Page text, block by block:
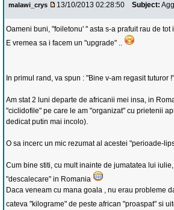
malawi_crys 13/10/2013 02:28:50 Subject:
Oameni buni, "foiletonu' " asta s-a prafuit rau de
E vremea sa i facem un "upgrade" ..
In primul rand, va spun : "Bine v-am regasit tuturor
Am stat 2 luni departe de africanii mei insa, in
"ciclidofile" pe care le am "organizat" cu prietenii
dedicat putin mai incolo).
O sa incerc un mic rezumat al acestei "perioade-
Cum bine stiti, cu mult inainte de jumatatea lui
"descalecare" in Romania
Daca veneam cu mana goala , nu erau probleme
cateva "kilograme" de peste african "proaspat" si